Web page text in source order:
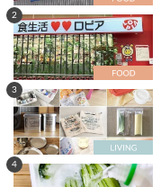
2
3
4